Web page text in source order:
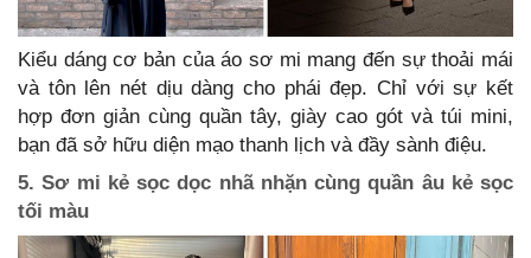
Kiểu dáng cơ bản của áo sơ mi mang đến sự thoải mái
và tôn lên nét dịu dàng cho phái đẹp. Chỉ với sự kết
hợp đơn giản cùng quần tây, giày cao gót và túi mini,
bạn đã sở hữu diện mạo thanh lịch và đầy sành điệu.
5. Sơ mi kẻ sọc dọc nhã nhặn cùng quần âu kẻ sọc
tối màu